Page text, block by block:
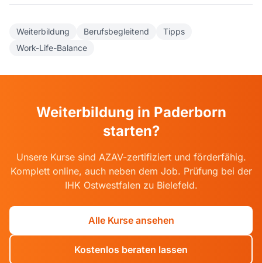
Weiterbildung Berufsbegleitend
Tipps
Work-Life-Balance
Weiterbildung in Paderborn
starten?
Unsere Kurse sind AZAV-zertifiziert und förderfähig.
Komplett online, auch neben dem Job. Prüfung bei der
IHK Ostwestfalen zu Bielefeld.
Alle Kurse ansehen
Kostenlos beraten lassen